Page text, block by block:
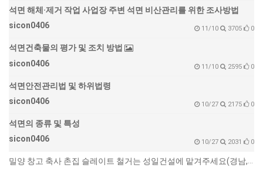
석면 해체·제거 작업 사업장 주변 석면 비산관리를 위한 조사방법
sicon0406
11/10 3705 0
석면건축물의 평가 및 조치 방법
sicon0406
11/10 2595 0
석면안전관리법 및 하위법령
sicon0406
10/27 2175 0
석면의 종류 및 특성
sicon0406
10/27 2031 0